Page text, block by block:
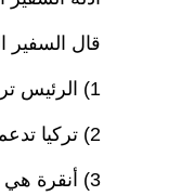
قال السفير
1) الرئيس ترامب يرى تركيا شريكًا في استراتيجيته لاحتواء ومحاصرة إيران.
2) تركيا تدعم وحدة الأراضي واستقلال أوكرانيا.
3) أنقرة هي المفتاح لمفاوضات السلام بين أذربيجان وأرمينيا.